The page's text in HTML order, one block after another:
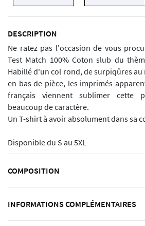
DESCRIPTION
Ne ratez pas l'occasion de vous
Test Match 100% Coton slub du
Habillé d'un col rond, de surpiqûres au
en bas de pièce, les imprimés
français viennent sublimer cette
beaucoup de caractère.
Un T-shirt à avoir absolument dans sa
Disponible du S au 5XL
COMPOSITION
INFORMATIONS COMPLÉMENTAIRES